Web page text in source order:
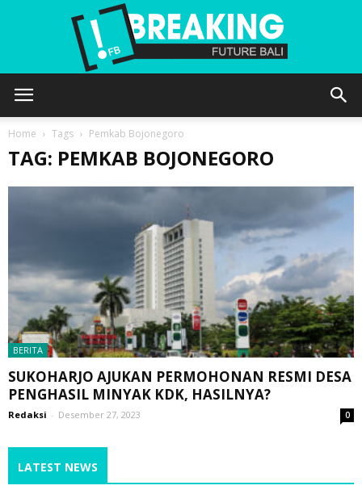
Home Tags Pemkab Bojonegoro
TAG: PEMKAB BOJONEGORO
BERITA
SUKOHARJO AJUKAN PERMOHONAN RESMI DESA
PENGHASIL MINYAK KDK, HASILNYA?
Redaksi - Desember 27, 2023 0
LATEST NEWS